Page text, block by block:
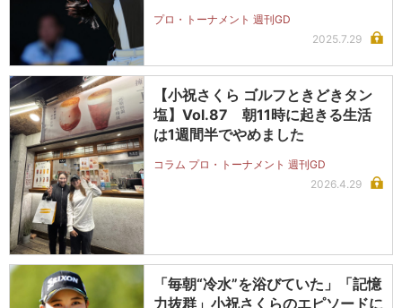
プロ・トーナメント 週刊GD
2025.7.29
【小祝さくら ゴルフときどきタン
塩】Vol.87 朝11時に起きる生活
は1週間半でやめました
コラム プロ・トーナメント 週刊GD
2026.4.29
「毎朝“冷水”を浴びていた」「記憶
力抜群」小祝さくらのエピソードに